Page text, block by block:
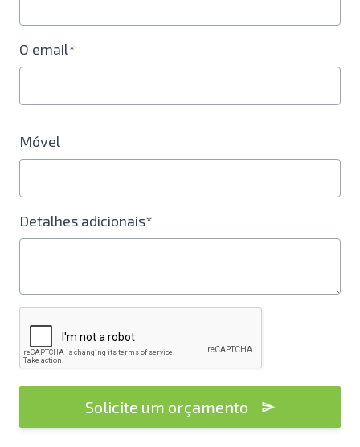
O email*
Móvel
Detalhes adicionais*
Solicite um orçamento